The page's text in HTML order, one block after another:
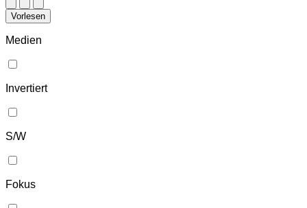
Vorlesen
Medien
Invertiert
S/W
Fokus